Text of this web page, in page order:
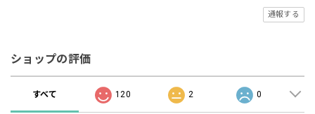
通報する
ショップの評価
すべて 120 2 0